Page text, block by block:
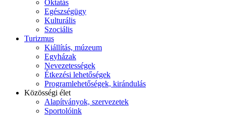
Oktatás
Egészségügy
Kulturális
Szociális
Turizmus
Kiállítás, múzeum
Egyházak
Nevezetességek
Étkezési lehetőségek
Programlehetőségek, kirándulás
Közösségi élet
Alapítványok, szervezetek
Sportolóink